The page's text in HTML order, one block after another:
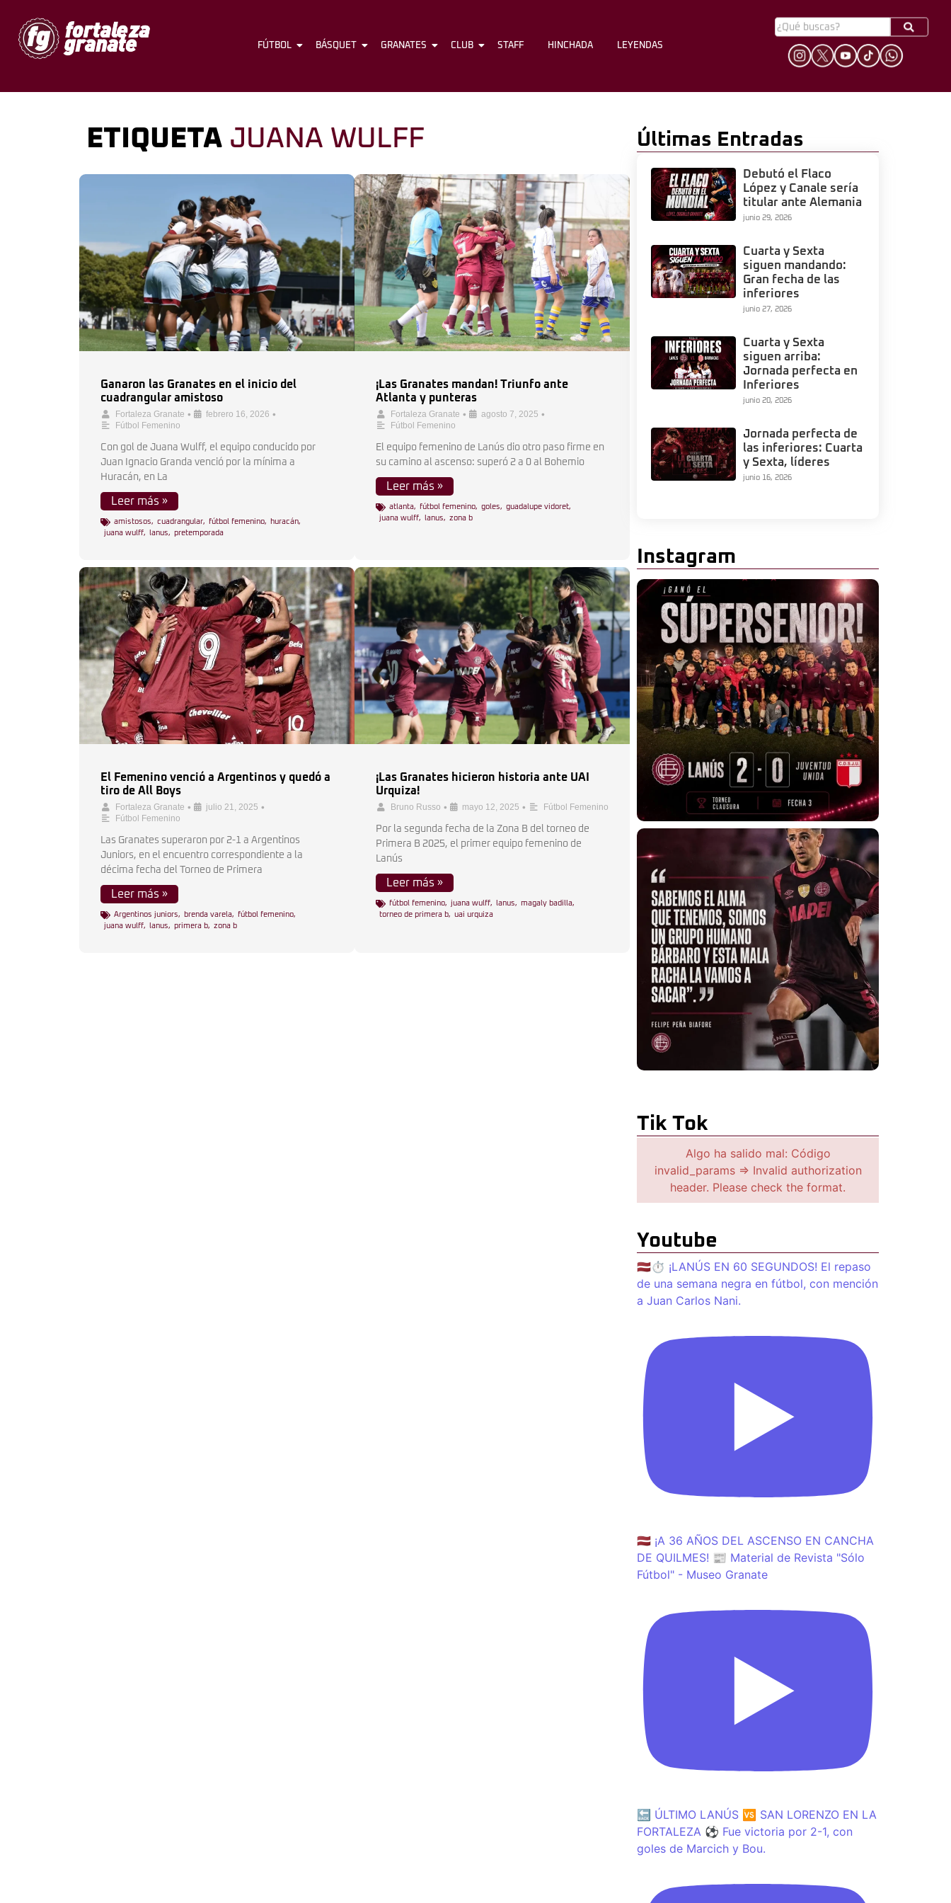
FÚTBOL BÁSQUET GRANATES CLUB STAFF HINCHADA
FÚTBOL BÁSQUET GRANATES CLUB STAFF HINCHADA LEYENDAS
ETIQUETA JUANA WULFF
Ganaron las Granates en el inicio del
cuadrangular amistoso
Fortaleza Granate • febrero 16, 2026 •
Fútbol Femenino
Con gol de Juana Wulff, el equipo conducido por
Juan Ignacio Granda venció por la mínima a
Huracán, en La
Leer más »
amistosos, cuadrangular, fútbol femenino, huracán,
juana wulff, lanus, pretemporada
¡Las Granates mandan! Triunfo ante
Atlanta y punteras
Fortaleza Granate • agosto 7, 2025 •
Fútbol Femenino
El equipo femenino de Lanús dio otro paso firme en
su camino al ascenso: superó 2 a 0 al Bohemio
Leer más »
atlanta, fútbol femenino, goles, guadalupe vidoret,
juana wulff, lanus, zona b
El Femenino venció a Argentinos y quedó a
tiro de All Boys
Fortaleza Granate • julio 21, 2025 •
Fútbol Femenino
Las Granates superaron por 2-1 a Argentinos
Juniors, en el encuentro correspondiente a la
décima fecha del Torneo de Primera
Leer más »
Argentinos juniors, brenda varela, fútbol femenino,
juana wulff, lanus, primera b, zona b
¡Las Granates hicieron historia ante UAI
Urquiza!
Bruno Russo • mayo 12, 2025 • Fútbol Femenino
Por la segunda fecha de la Zona B del torneo de
Primera B 2025, el primer equipo femenino de
Lanús
Leer más »
fútbol femenino, juana wulff, lanus, magaly badilla,
torneo de primera b, uai urquiza
Últimas Entradas
Debutó el Flaco
López y Canale sería
titular ante Alemania
junio 29, 2026
Cuarta y Sexta
siguen mandando:
Gran fecha de las
inferiores
junio 27, 2026
Cuarta y Sexta
siguen arriba:
Jornada perfecta en
Inferiores
junio 20, 2026
Jornada perfecta de
las inferiores: Cuarta
y Sexta, líderes
junio 16, 2026
Instagram
Tik Tok
Algo ha salido mal: Código
invalid_params => Invalid authorization
header. Please check the format.
Youtube
🇱🇻⏱️ ¡LANÚS EN 60 SEGUNDOS! El repaso
de una semana negra en fútbol, con mención
a Juan Carlos Nani.
🇱🇻 ¡A 36 AÑOS DEL ASCENSO EN CANCHA
DE QUILMES! 📰 Material de Revista "Sólo
Fútbol" - Museo Granate
🔙 ÚLTIMO LANÚS 🆚 SAN LORENZO EN LA
FORTALEZA ⚽️ Fue victoria por 2-1, con
goles de Marcich y Bou.